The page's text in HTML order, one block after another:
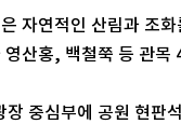
자연적인 산림과 조화
산홍, 백철쭉 등 관목
장 중심부에 공원 현판